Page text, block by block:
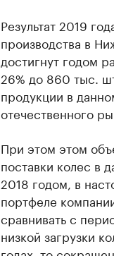
Результат 2019
производства в
достигнут годом
26% до 860 тыс.
продукции в
отечественного
При этом этом
поставки колес в
2018 годом, в
портфеле
сравнивать с
низкой загрузки